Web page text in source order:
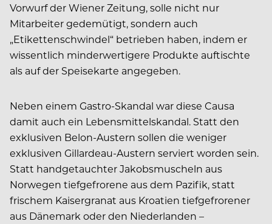
Vorwurf der Wiener Zeitung, solle nicht nur
Mitarbeiter gedemütigt, sondern auch
„Etikettenschwindel“ betrieben haben, indem er
wissentlich minderwertigere Produkte auftischte
als auf der Speisekarte angegeben.
Neben einem Gastro-Skandal war diese Causa
damit auch ein Lebensmittelskandal. Statt den
exklusiven Belon-Austern sollen die weniger
exklusiven Gillardeau-Austern serviert worden sein.
Statt handgetauchter Jakobsmuscheln aus
Norwegen tiefgefrorene aus dem Pazifik, statt
frischem Kaisergranat aus Kroatien tiefgefrorener
aus Dänemark oder den Niederlanden –